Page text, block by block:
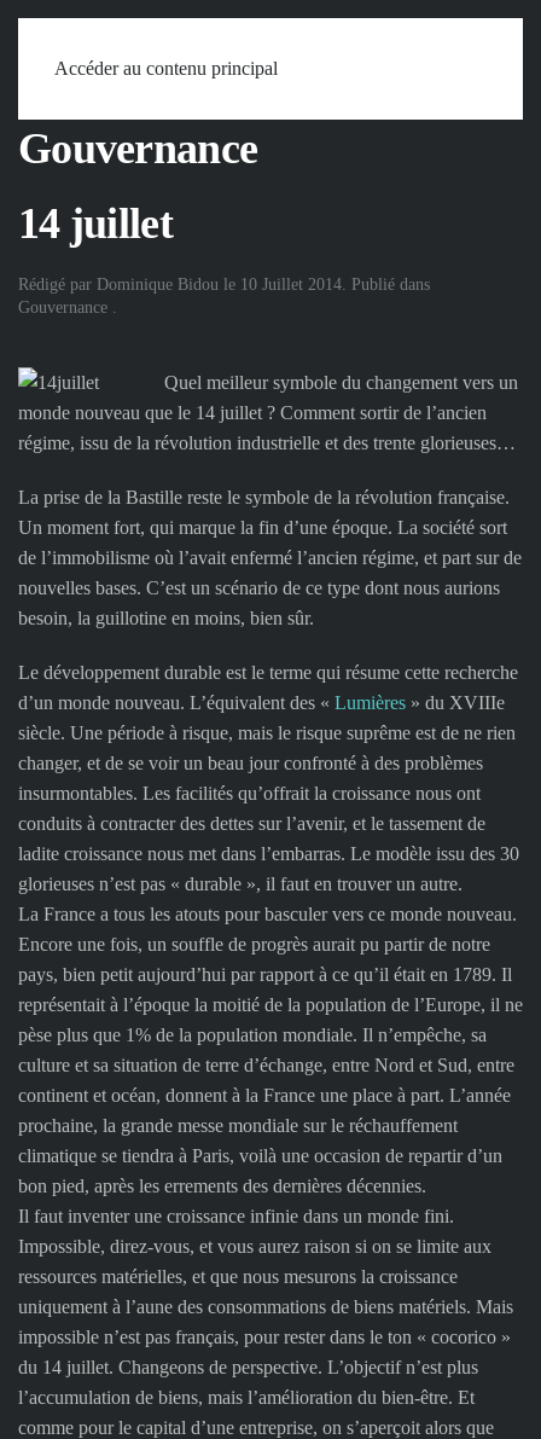
Accéder au contenu principal
Accueil Mots Gouvernance
Gouvernance
14 juillet
Rédigé par Dominique Bidou le 10 Juillet 2014. Publié dans
Gouvernance .
Quel meilleur symbole du changement vers un
monde nouveau que le 14 juillet ? Comment sortir de l’ancien
régime, issu de la révolution industrielle et des trente glorieuses…
La prise de la Bastille reste le symbole de la révolution française.
Un moment fort, qui marque la fin d’une époque. La société sort
de l’immobilisme où l’avait enfermé l’ancien régime, et part sur de
nouvelles bases. C’est un scénario de ce type dont nous aurions
besoin, la guillotine en moins, bien sûr.
Le développement durable est le terme qui résume cette recherche
d’un monde nouveau. L’équivalent des « Lumières » du XVIIIe
siècle. Une période à risque, mais le risque suprême est de ne rien
changer, et de se voir un beau jour confronté à des problèmes
insurmontables. Les facilités qu’offrait la croissance nous ont
conduits à contracter des dettes sur l’avenir, et le tassement de
ladite croissance nous met dans l’embarras. Le modèle issu des 30
glorieuses n’est pas « durable », il faut en trouver un autre.
La France a tous les atouts pour basculer vers ce monde nouveau.
Encore une fois, un souffle de progrès aurait pu partir de notre
pays, bien petit aujourd’hui par rapport à ce qu’il était en 1789. Il
représentait à l’époque la moitié de la population de l’Europe, il ne
pèse plus que 1% de la population mondiale. Il n’empêche, sa
culture et sa situation de terre d’échange, entre Nord et Sud, entre
continent et océan, donnent à la France une place à part. L’année
prochaine, la grande messe mondiale sur le réchauffement
climatique se tiendra à Paris, voilà une occasion de repartir d’un
bon pied, après les errements des dernières décennies.
Il faut inventer une croissance infinie dans un monde fini.
Impossible, direz-vous, et vous aurez raison si on se limite aux
ressources matérielles, et que nous mesurons la croissance
uniquement à l’aune des consommations de biens matériels. Mais
impossible n’est pas français, pour rester dans le ton « cocorico »
du 14 juillet. Changeons de perspective. L’objectif n’est plus
l’accumulation de biens, mais l’amélioration du bien-être. Et
comme pour le capital d’une entreprise, on s’aperçoit alors que